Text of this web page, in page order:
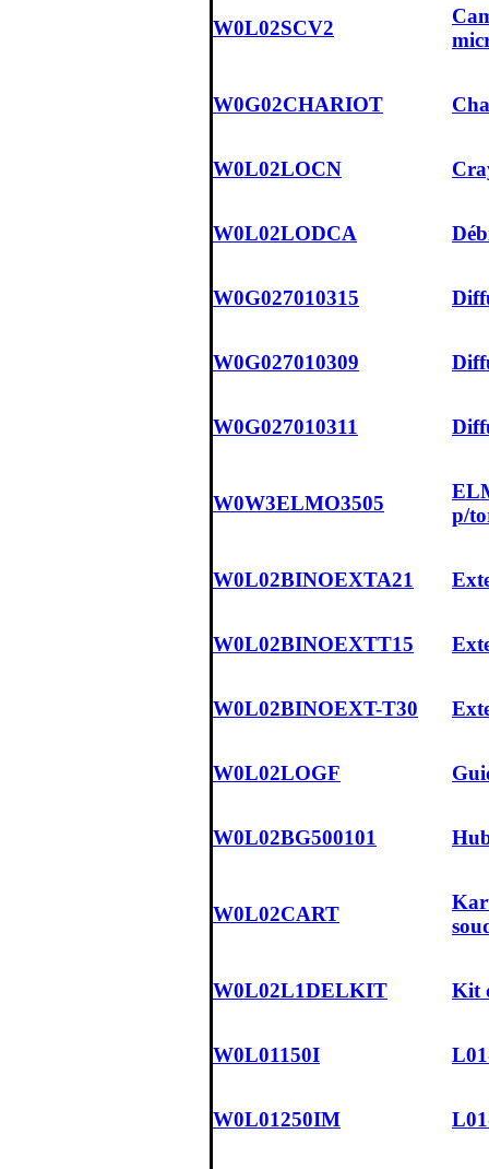
W0L02SCV2
W0G02CHARIOT
W0L02LOCN
W0L02LODCA
W0G027010315
W0G027010309
W0G027010311
W0W3ELMO3505
p/
W0L02BINOEXTA21
W0L02BINOEXTT15
W0L02BINOEXT-T30
W0L02LOGF
W0L02BG500101
W0L02CART
W0L02L1DELKIT Kit
W0L01150I
W0L01250IM